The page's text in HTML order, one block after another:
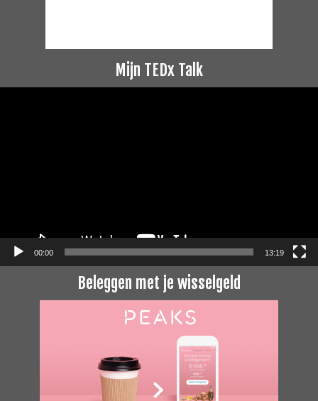
Mijn TEDx Talk
00:00 13:19
Beleggen met je wisselgeld